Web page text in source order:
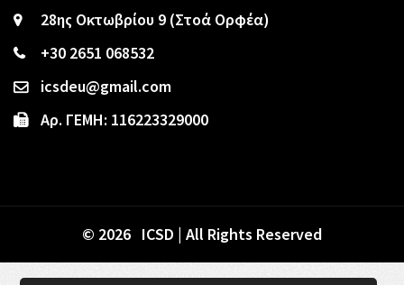
28ης Οκτωβρίου 9 (Στοά Ορφέα)
+30 2651 068532
icsdeu@gmail.com
Αρ. ΓΕΜΗ: 116223329000
© 2026 ICSD | All Rights Reserved